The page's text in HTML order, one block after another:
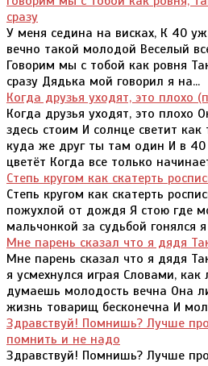
сразу
У меня седина на висках, К 40
вечно такой молодой Веселый
Говорим мы с тобой как ровня
сразу Дядька мой говорил я на...
Когда друзья уходят, это плохо
Когда друзья уходят, это плохо
здесь стоим И солнце светит
куда же друг ты там один И в 40
цветёт Когда все только
Степь кругом как скатерть
Степь кругом как скатерть
пожухлой от дождя Я стою где
мальчонкой за судьбой гонялся я
Мне парень сказал что я дядя
Мне парень сказал что я дядя
я усмехнулся играя Словами, как
думаешь молодость вечна Она
жизнь товарищ бесконечна И
Здравствуй! Помнишь? Лучше
помнить и не надо
Здравствуй! Помнишь? Лучше